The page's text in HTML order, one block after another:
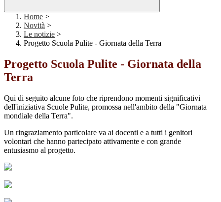
Home >
Novità >
Le notizie >
Progetto Scuola Pulite - Giornata della Terra
Progetto Scuola Pulite - Giornata della
Terra
Qui di seguito alcune foto che riprendono momenti significativi
dell'iniziativa Scuole Pulite, promossa nell'ambito della "Giornata
mondiale della Terra".
Un ringraziamento particolare va ai docenti e a tutti i genitori
volontari che hanno partecipato attivamente e con grande
entusiasmo al progetto.